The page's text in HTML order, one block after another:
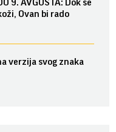
9. AVGUSTA: Dok se
Ovan bi rado
verzija svog znaka